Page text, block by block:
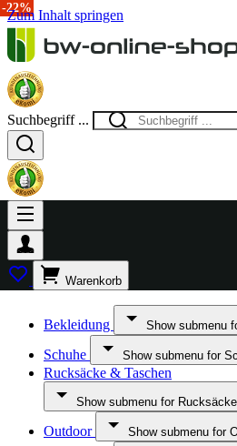
Zum Inhalt springen
Suchbegriff ...
Warenkorb
Bekleidung Show submenu
Schuhe Show submenu for
Rucksäcke & Taschen
Show submenu for
Outdoor Show submenu for
-15%
-40%
-13%
-22%